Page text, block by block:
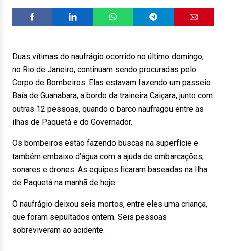
Duas vítimas do naufrágio ocorrido no último domingo,
no Rio de Janeiro, continuam sendo procuradas pelo
Corpo de Bombeiros. Elas estavam fazendo um passeio
Baía de Guanabara, a bordo da traineira Caiçara, junto com
outras 12 pessoas, quando o barco naufragou entre as
ilhas de Paquetá e do Governador.
Os bombeiros estão fazendo buscas na superfície e
também embaixo d’água com a ajuda de embarcações,
sonares e drones. As equipes ficaram baseadas na Ilha
de Paquetá na manhã de hoje.
O naufrágio deixou seis mortos, entre eles uma criança,
que foram sepultados ontem. Seis pessoas
sobreviveram ao acidente.